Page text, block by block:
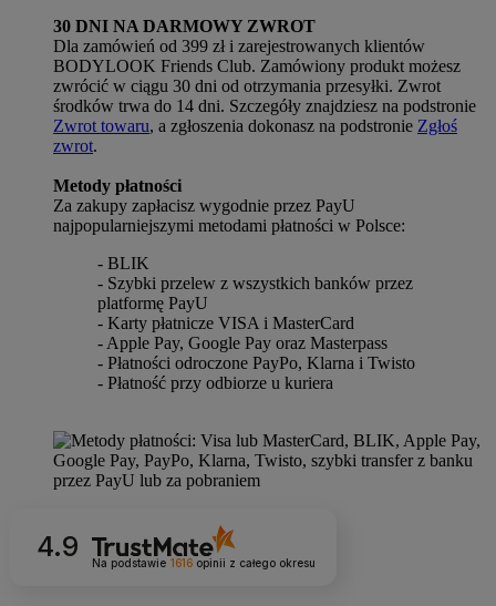
30 DNI NA DARMOWY ZWROT
Dla zamówień od 399 zł i zarejestrowanych klientów
BODYLOOK Friends Club. Zamówiony produkt możesz
zwrócić w ciągu 30 dni od otrzymania przesyłki. Zwrot
środków trwa do 14 dni. Szczegóły znajdziesz na podstronie
Zwrot towaru, a zgłoszenia dokonasz na podstronie Zgłoś
zwrot.
Metody płatności
Za zakupy zapłacisz wygodnie przez PayU
najpopularniejszymi metodami płatności w Polsce:
- BLIK
- Szybki przelew z wszystkich banków przez
platformę PayU
- Karty płatnicze VISA i MasterCard
- Apple Pay, Google Pay oraz Masterpass
- Płatności odroczone PayPo, Klarna i Twisto
- Płatność przy odbiorze u kuriera
4.9
Na podstawie 1616opinii z całego okresu